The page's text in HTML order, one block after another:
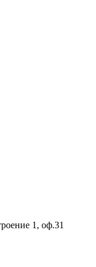
1, оф.31